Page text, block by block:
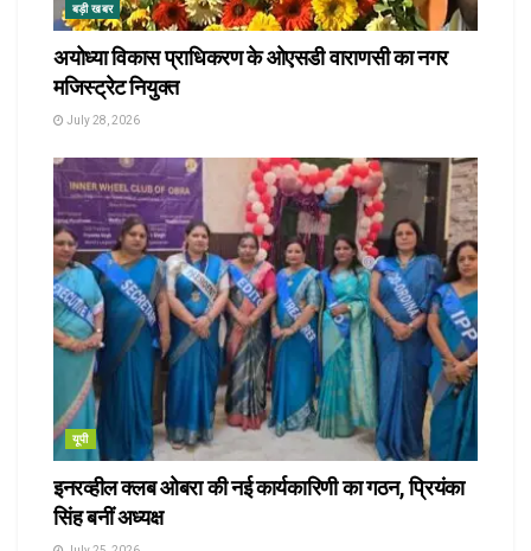
बड़ी खबर
अयोध्या विकास प्राधिकरण के ओएसडी वाराणसी का नगर
मजिस्ट्रेट नियुक्त
July 28, 2026
यूपी
इनरव्हील क्लब ओबरा की नई कार्यकारिणी का गठन, प्रियंका
सिंह बनीं अध्यक्ष